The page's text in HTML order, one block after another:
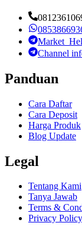
Channel
Panduan
Cara Daftar
Cara Deposit
Harga Produk
Blog Update
Legal
Tentang Kami
Tanya Jawab
Terms &
Privacy Policy